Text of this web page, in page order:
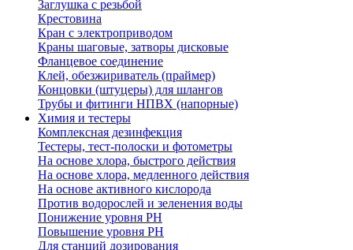
Заглушка с резьбой
Крестовина
Кран с электроприводом
Краны шаговые, затворы дисковые
Фланцевое соединение
Клей, обезжириватель (праймер)
Концовки (штуцеры) для шлангов
Трубы и фитинги НПВХ (напорные)
Химия и тестеры
Комплексная дезинфекция
Тестеры, тест-полоски и фотометры
На основе хлора, быстрого действия
На основе хлора, медленного действия
На основе активного кислорода
Против водорослей и зеленения воды
Понижение уровня РН
Повышение уровня РН
Для станций дозирования